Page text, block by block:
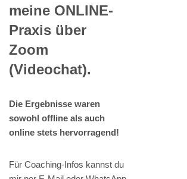
meine ONLINE-
Praxis über
Zoom
(Videochat).
Die Ergebnisse waren
sowohl offline als auch
online stets hervorragend!
Für Coaching-Infos kannst du